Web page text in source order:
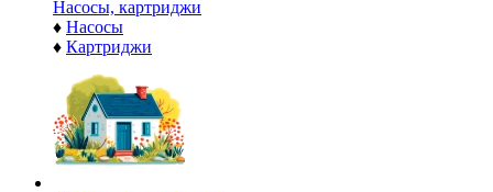
Насосы, картриджи
♦ Насосы
♦ Картриджи